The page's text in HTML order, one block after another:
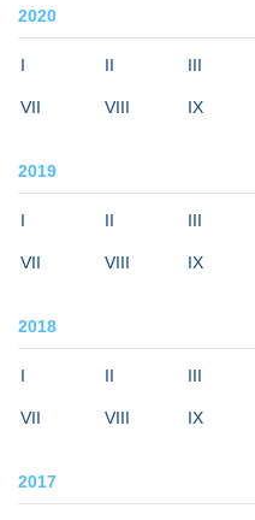
2020
I II III
VII VIII IX
2019
I II III
VII VIII IX
2018
I II III
VII VIII IX
2017